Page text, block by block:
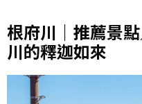
根府川｜推薦景
川的釋迦如來